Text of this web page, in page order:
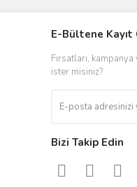
E-Bültene Kayıt
Fırsatları,
ister misiniz?
Bizi Takip Edin